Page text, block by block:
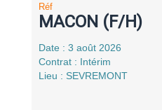
Réf
MACON (F/H)
Date : 3 août 2026
Contrat : Intérim
Lieu : SEVREMONT